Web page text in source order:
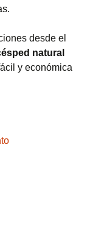
desde el
natural
y económica